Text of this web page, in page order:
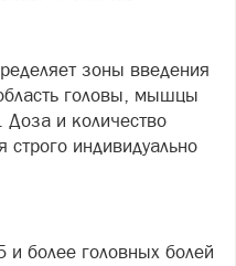
зоны введения
головы, мышцы
и количество
индивидуально
и более головных болей